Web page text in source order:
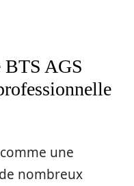
AGS
une
nombreux